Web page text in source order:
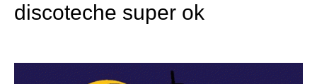
discoteche super ok